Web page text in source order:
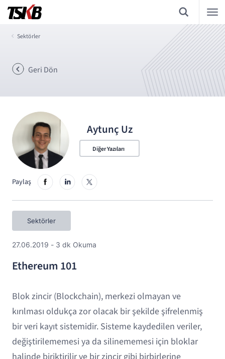
Sektörler
Geri Dön
Aytunç Uz
Diğer Yazıları
Paylaş
Sektörler
27.06.2019 - 3 dk Okuma
Ethereum 101
Blok zincir (Blockchain), merkezi olmayan ve
kırılması oldukça zor olacak bir şekilde şifrelenmiş
bir veri kayıt sistemidir. Sisteme kaydedilen veriler,
değiştirilememesi ya da silinememesi için bloklar